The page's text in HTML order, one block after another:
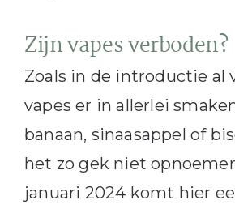
Zijn vapes verboden?
Zoals in de introductie al
vapes er in allerlei
banaan, sinaasappel of
het zo gek niet
januari 2024 komt hier